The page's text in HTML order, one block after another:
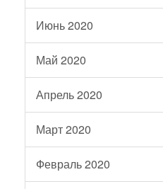
Июнь 2020
Май 2020
Апрель 2020
Март 2020
Февраль 2020